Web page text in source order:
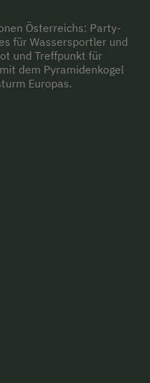
Österreichs: Party-
für Wassersportler und
und Treffpunkt für
dem Pyramidenkogel
Europas.